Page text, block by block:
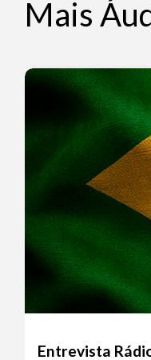
Mais
Entrevista